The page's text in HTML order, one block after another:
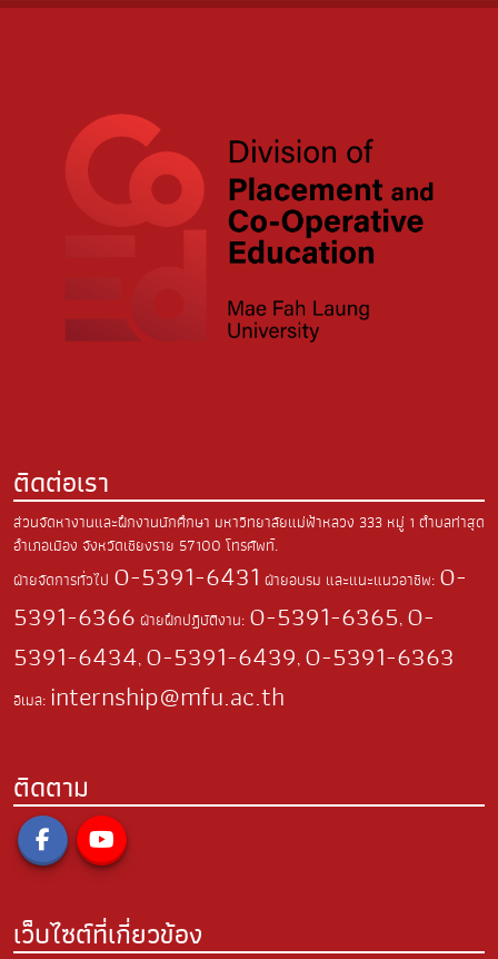
ติดต่อเรา
ส่วนจัดหางานและฝึกงานนักศึกษา มหาวิทยาลัยแม่ฟ้าหลวง 333 หมู่ 1 ตำบลท่าสุด
อำเภอเมือง จังหวัดเชียงราย 57100 โทรศัพท์.
ฝ่ายจัดการทั่วไป 0-5391-6431 ฝ่ายอบรม และแนะแนวอาชีพ: 0-
5391-6366 ฝ่ายฝึกปฏิบัติงาน: 0-5391-6365, 0-
5391-6434, 0-5391-6439, 0-5391-6363
อีเมล: internship@mfu.ac.th
ติดตาม
เว็บไซต์ที่เกี่ยวข้อง